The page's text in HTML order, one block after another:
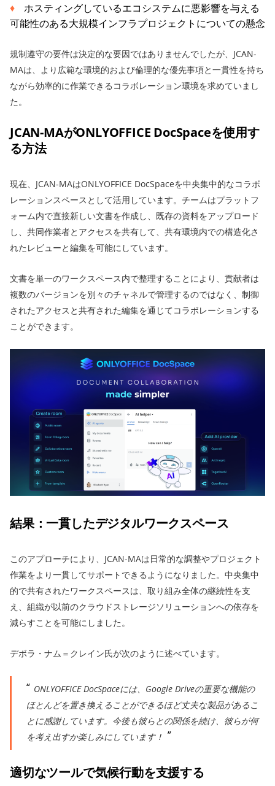
ホスティングしているエコシステムに悪影響を与える
可能性のある大規模インフラプロジェクトについての懸念
規制遵守の要件は決定的な要因ではありませんでしたが、JCAN-
MAは、より広範な環境的および倫理的な優先事項と一貫性を持ち
ながら効率的に作業できるコラボレーション環境を求めていまし
た。
JCAN-MAがONLYOFFICE DocSpaceを使用す
る方法
現在、JCAN-MAはONLYOFFICE DocSpaceを中央集中的なコラボ
レーションスペースとして活用しています。チームはプラットフ
ォーム内で直接新しい文書を作成し、既存の資料をアップロード
し、共同作業者とアクセスを共有して、共有環境内での構造化さ
れたレビューと編集を可能にしています。
文書を単一のワークスペース内で整理することにより、貢献者は
複数のバージョンを別々のチャネルで管理するのではなく、制御
されたアクセスと共有された編集を通じてコラボレーションする
ことができます。
結果：一貫したデジタルワークスペース
このアプローチにより、JCAN-MAは日常的な調整やプロジェクト
作業をより一貫してサポートできるようになりました。中央集中
的で共有されたワークスペースは、取り組み全体の継続性を支
え、組織が以前のクラウドストレージソリューションへの依存を
減らすことを可能にしました。
デボラ・ナム＝クレイン氏が次のように述べています。
ONLYOFFICE DocSpaceには、Google Driveの重要な機能の
ほとんどを置き換えることができるほど丈夫な製品があるこ
とに感謝しています。今後も彼らとの関係を続け、彼らが何
を考え出すか楽しみにしています！
適切なツールで気候行動を支援する